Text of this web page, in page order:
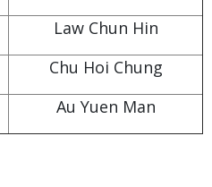
Law Chun Hin
Chu Hoi Chung
Au Yuen Man